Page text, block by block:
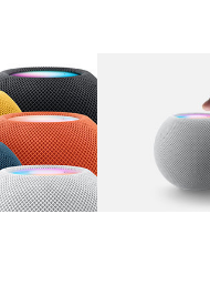
图库 图像 1